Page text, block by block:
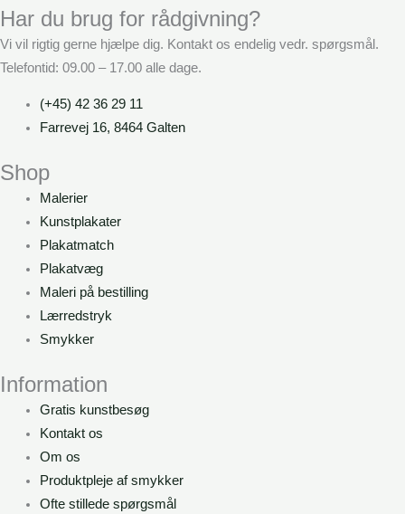
Har du brug for rådgivning?
Vi vil rigtig gerne hjælpe dig. Kontakt os endelig vedr. spørgsmål.
Telefontid: 09.00 – 17.00 alle dage.
(+45) 42 36 29 11
Farrevej 16, 8464 Galten
Shop
Malerier
Kunstplakater
Plakatmatch
Plakatvæg
Maleri på bestilling
Lærredstryk
Smykker
Information
Gratis kunstbesøg
Kontakt os
Om os
Produktpleje af smykker
Ofte stillede spørgsmål